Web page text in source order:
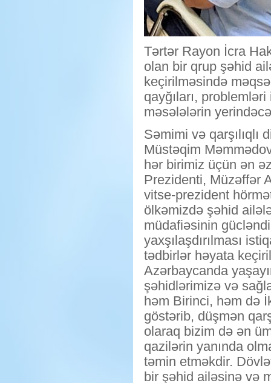
Tərtər Rayon İcra
olan bir qrup şəhid
keçirilməsində
qayğıları,
məsələlərin
Səmimi və
Müstəqim
hər birimiz üçün ən
Prezidenti, Müzəffər
vitse-prezident
ölkəmizdə şəhid
müdafiəsinin
yaxşılaşdırılması
tədbirlər həyata
Azərbaycanda
şəhidlərimizə və
həm Birinci, həm də
göstərib, düşmən
olaraq bizim də ən
qazilərin yanında
təmin etməkdir.
bir şəhid ailəsinə və